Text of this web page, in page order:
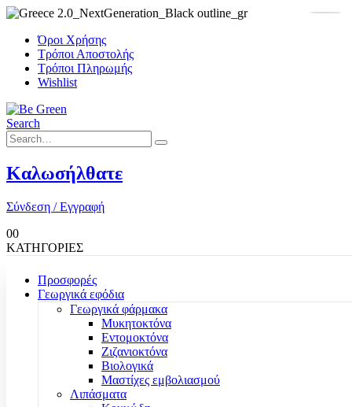
Όροι Χρήσης
Τρόποι Αποστολής
Τρόποι Πληρωμής
Wishlist
Search
Καλωσήλθατε
Σύνδεση / Εγγραφή
00
ΚΑΤΗΓΟΡΙΕΣ
Προσφορές
Γεωργικά εφόδια
Γεωργικά φάρμακα
Μυκητοκτόνα
Εντομοκτόνα
Ζιζανιοκτόνα
Βιολογικά
Μαστίχες εμβολιασμού
Λιπάσματα